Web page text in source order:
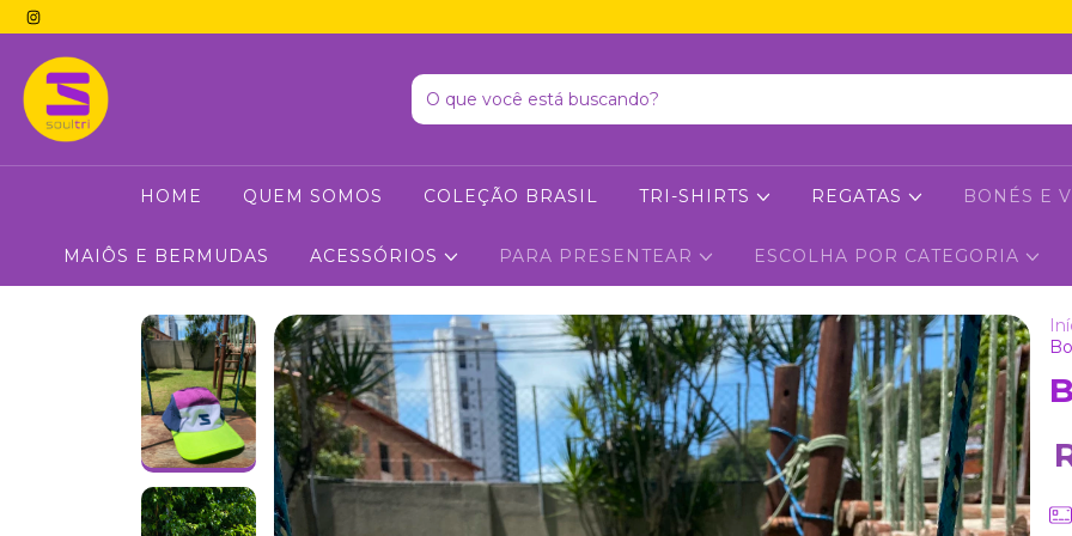
HOME QUEM SOMOS COLEÇÃO BRASIL TRI-SHIRTS REGATAS BONÉS E
MAIÔS E BERMUDAS ACESSÓRIOS PARA PRESENTEAR ESCOLHA POR CATEGORIA